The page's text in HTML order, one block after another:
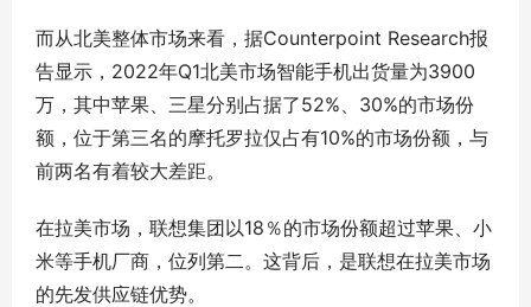
而从北美整体市场来看，据Counterpoint Research报
告显示，2022年Q1北美市场智能手机出货量为3900
万，其中苹果、三星分别占据了52%、30%的市场份
额，位于第三名的摩托罗拉仅占有10%的市场份额，与
前两名有着较大差距。
在拉美市场，联想集团以18％的市场份额超过苹果、小
米等手机厂商，位列第二。这背后，是联想在拉美市场
的先发供应链优势。